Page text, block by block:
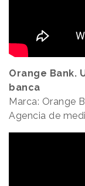
Orange Bank.
banca
Marca: Orange
Agencia de